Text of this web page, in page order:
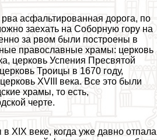
асфальтированная дорога, по
заехать на Соборную гору на
за рвом были построены в
православные храмы: церковь
церковь Успения Пресвятой
Троицы в 1670 году,
XVIII века. Все это были
храмы, то есть,
черте.
XIX веке, когда уже давно отпала